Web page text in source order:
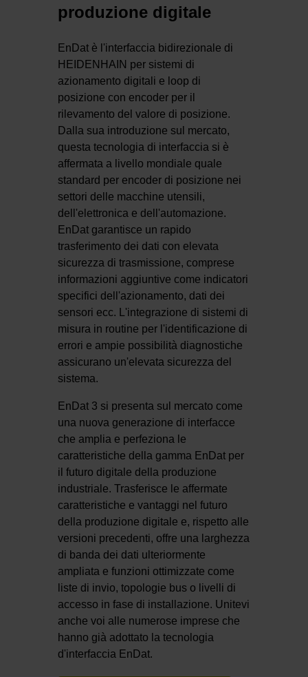
produzione digitale
EnDat è l'interfaccia bidirezionale di
HEIDENHAIN per sistemi di
azionamento digitali e loop di
posizione con encoder per il
rilevamento del valore di posizione.
Dalla sua introduzione sul mercato,
questa tecnologia di interfaccia si è
affermata a livello mondiale quale
standard per encoder di posizione nei
settori delle macchine utensili,
dell'elettronica e dell'automazione.
EnDat garantisce un rapido
trasferimento dei dati con elevata
sicurezza di trasmissione, comprese
informazioni aggiuntive come indicatori
specifici dell'azionamento, dati dei
sensori ecc. L'integrazione di sistemi di
misura in routine per l'identificazione di
errori e ampie possibilità diagnostiche
assicurano un'elevata sicurezza del
sistema.
EnDat 3 si presenta sul mercato come
una nuova generazione di interfacce
che amplia e perfeziona le
caratteristiche della gamma EnDat per
il futuro digitale della produzione
industriale. Trasferisce le affermate
caratteristiche e vantaggi nel futuro
della produzione digitale e, rispetto alle
versioni precedenti, offre una larghezza
di banda dei dati ulteriormente
ampliata e funzioni ottimizzate come
liste di invio, topologie bus o livelli di
accesso in fase di installazione. Unitevi
anche voi alle numerose imprese che
hanno già adottato la tecnologia
d'interfaccia EnDat.